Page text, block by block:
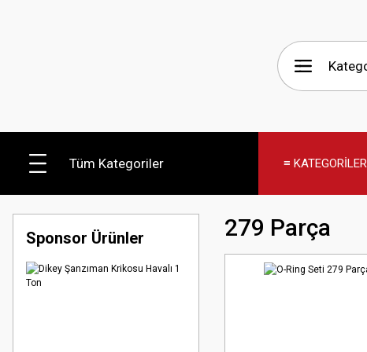
Tüm Kategoriler ≡ KATEGORİLER
Sponsor Ürünler 279 Parça